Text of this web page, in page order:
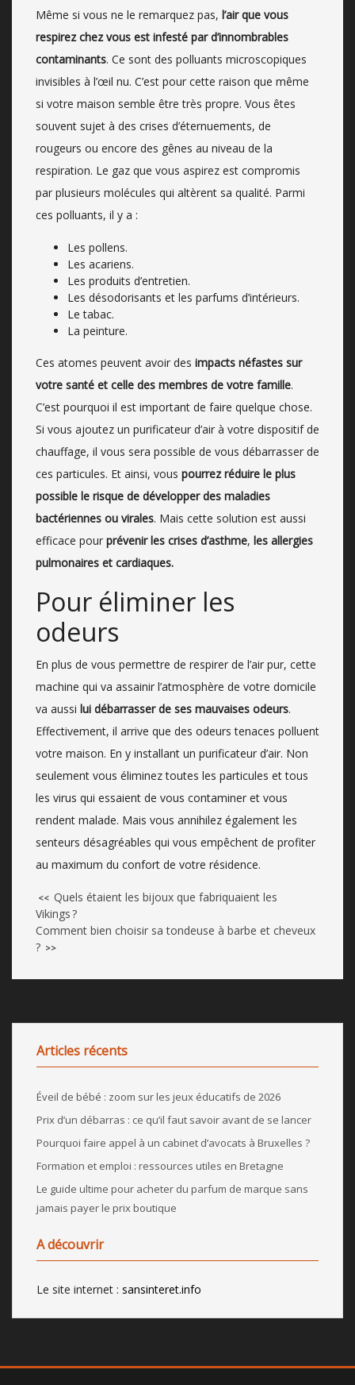
Même si vous ne le remarquez pas, l’air que vous
respirez chez vous est infesté par d’innombrables
contaminants. Ce sont des polluants microscopiques
invisibles à l’œil nu. C’est pour cette raison que même
si votre maison semble être très propre. Vous êtes
souvent sujet à des crises d’éternuements, de
rougeurs ou encore des gênes au niveau de la
respiration. Le gaz que vous aspirez est compromis
par plusieurs molécules qui altèrent sa qualité. Parmi
ces polluants, il y a :
Les pollens.
Les acariens.
Les produits d’entretien.
Les désodorisants et les parfums d’intérieurs.
Le tabac.
La peinture.
Ces atomes peuvent avoir des impacts néfastes sur
votre santé et celle des membres de votre famille.
C’est pourquoi il est important de faire quelque chose.
Si vous ajoutez un purificateur d’air à votre dispositif de
chauffage, il vous sera possible de vous débarrasser de
ces particules. Et ainsi, vous pourrez réduire le plus
possible le risque de développer des maladies
bactériennes ou virales. Mais cette solution est aussi
efficace pour prévenir les crises d’asthme, les allergies
pulmonaires et cardiaques.
Pour éliminer les
odeurs
En plus de vous permettre de respirer de l’air pur, cette
machine qui va assainir l’atmosphère de votre domicile
va aussi lui débarrasser de ses mauvaises odeurs.
Effectivement, il arrive que des odeurs tenaces polluent
votre maison. En y installant un purificateur d’air. Non
seulement vous éliminez toutes les particules et tous
les virus qui essaient de vous contaminer et vous
rendent malade. Mais vous annihilez également les
senteurs désagréables qui vous empêchent de profiter
au maximum du confort de votre résidence.
<< Quels étaient les bijoux que fabriquaient les
Vikings ?
Comment bien choisir sa tondeuse à barbe et cheveux
? >>
Articles récents
Éveil de bébé : zoom sur les jeux éducatifs de 2026
Prix d’un débarras : ce qu’il faut savoir avant de se lancer
Pourquoi faire appel à un cabinet d’avocats à Bruxelles ?
Formation et emploi : ressources utiles en Bretagne
Le guide ultime pour acheter du parfum de marque sans
jamais payer le prix boutique
A découvrir
Le site internet : sansinteret.info